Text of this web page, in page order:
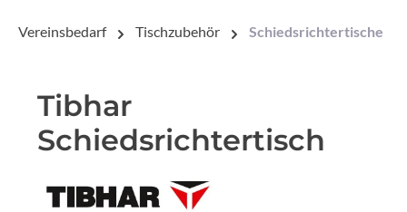
Vereinsbedarf Tischzubehör Schiedsrichtertische
Tibhar
Schiedsrichtertisch